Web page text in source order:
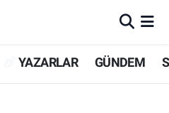
YAZARLAR GÜNDEM